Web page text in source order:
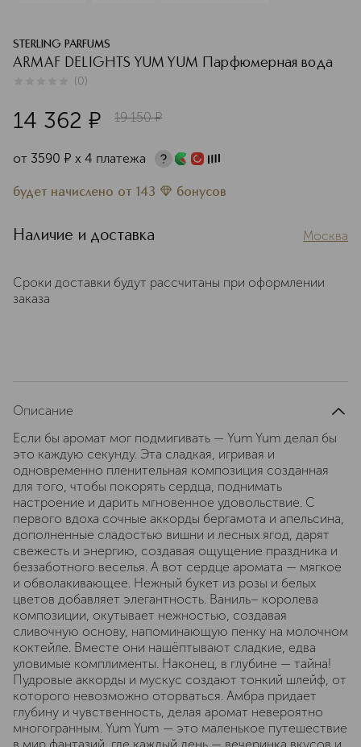
STERLING PARFUMS
ARMAF DELIGHTS YUM YUM Парфюмерная вода
(0)
14 362 ¤ 19 150 ¤
от 3590 ¤ х 4 платежа
будет начислено от 143 бонусов
Наличие и доставка Москва
Сроки доставки будут рассчитаны при оформлении
заказа
Описание
Если бы аромат мог подмигивать — Yum Yum делал бы
это каждую секунду. Эта сладкая, игривая и
одновременно пленительная композиция созданная
для того, чтобы покорять сердца, поднимать
настроение и дарить мгновенное удовольствие. С
первого вдоха сочные аккорды бергамота и апельсина,
дополненные сладостью вишни и лесных ягод, дарят
свежесть и энергию, создавая ощущение праздника и
беззаботного веселья. А вот сердце аромата — мягкое
и обволакивающее. Нежный букет из розы и белых
цветов добавляет элегантность. Ваниль– королева
композиции, окутывает нежностью, создавая
сливочную основу, напоминающую пенку на молочном
коктейле. Вместе они нашёптывают сладкие, едва
уловимые комплименты. Наконец, в глубине — тайна!
Пудровые аккорды и мускус создают тонкий шлейф, от
которого невозможно оторваться. Амбра придает
глубину и чувственность, делая аромат невероятно
многогранным. Yum Yum — это маленькое путешествие